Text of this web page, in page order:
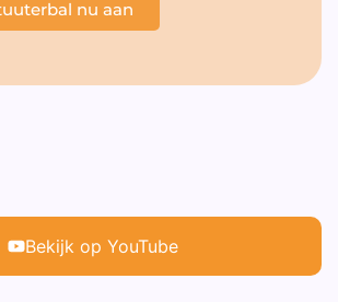
nu aan
Bekijk op YouTube